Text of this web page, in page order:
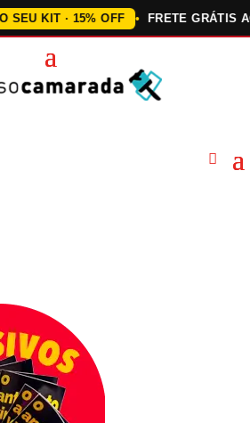
KIT · 15% OFF FRETE GRÁTIS